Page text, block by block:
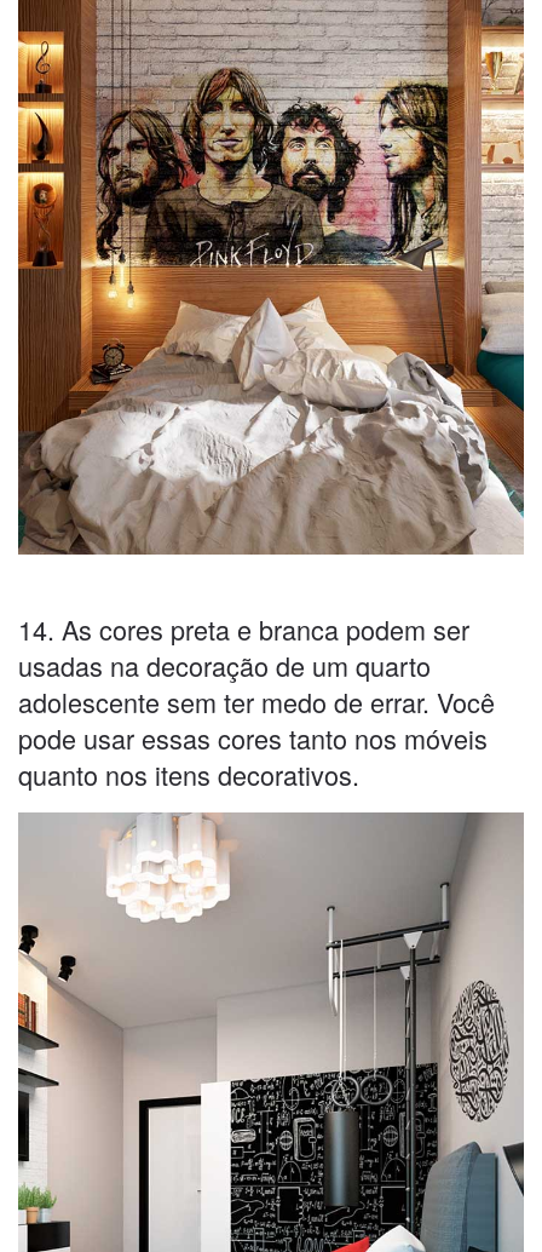
14. As cores preta e branca podem ser
usadas na decoração de um quarto
adolescente sem ter medo de errar. Você
pode usar essas cores tanto nos móveis
quanto nos itens decorativos.